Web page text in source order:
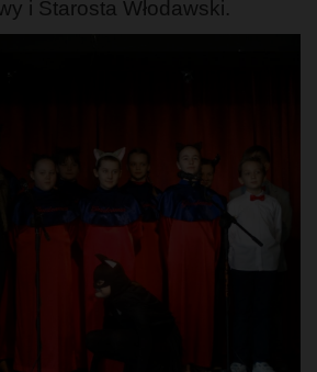
i Starosta Włodawski.